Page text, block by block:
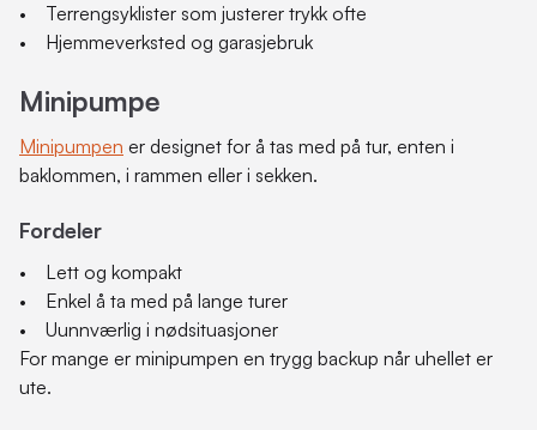
• Terrengsyklister som justerer trykk ofte
• Hjemmeverksted og garasjebruk
Minipumpe
Minipumpen er designet for å tas med på tur, enten i
baklommen, i rammen eller i sekken.
Fordeler
• Lett og kompakt
• Enkel å ta med på lange turer
• Uunnværlig i nødsituasjoner
For mange er minipumpen en trygg backup når uhellet er
ute.